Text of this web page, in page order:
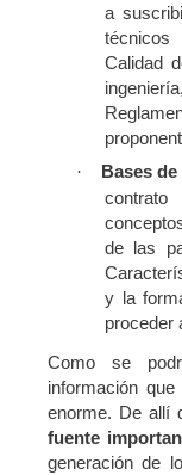
a
Calidad
· Bases
de las
y la
proceder
Como se
información
enorme. De allí
fuente
generación de